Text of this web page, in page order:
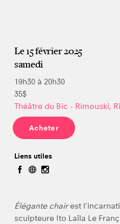
Le 15 février 2025
samedi
19h30 à 20h30
35$
Théâtre du Bic - Rimouski,
Acheter
Liens utiles
Élégante chairest
sculpteure Ito Laïla Le